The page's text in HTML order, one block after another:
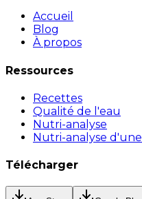
Accueil
Blog
À propos
Ressources
Recettes
Qualité de l'eau
Nutri-analyse
Nutri-analyse
Télécharger